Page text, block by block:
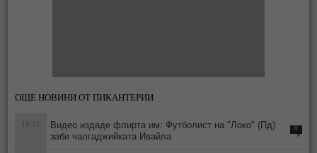
ОЩЕ НОВИНИ ОТ ПИКАНТЕРИИ
16:41
Видео издаде флирта им: Футболист на "Локо" (Пд)
заби чалгаджийката Ивайла
0